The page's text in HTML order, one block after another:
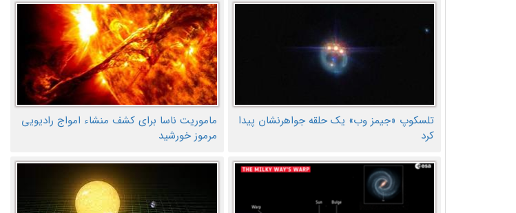
تلسکوپ «جیمز وب» یک حلقه جواهرنشان پیدا
کرد
ماموریت ناسا برای کشف منشاء امواج رادیویی
مرموز خورشید